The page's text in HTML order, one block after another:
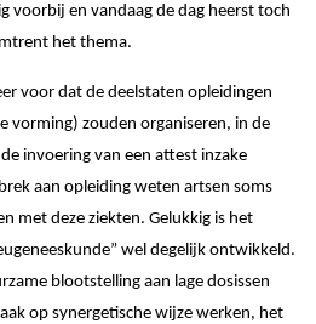
voorbij en vandaag de dag heerst toch
het thema.
voor dat de deelstaten opleidingen
vorming) zouden organiseren, in de
invoering van een attest inzake
aan opleiding weten artsen soms
met deze ziekten. Gelukkig is het
wel degelijk ontwikkeld.
blootstelling aan lage dosissen
op synergetische wijze werken, het